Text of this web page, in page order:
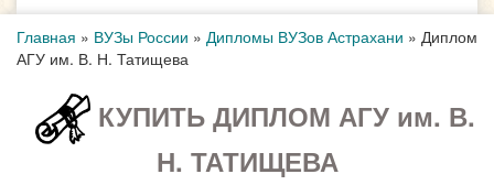
Главная » ВУЗы России » Дипломы ВУЗов Астрахани » Диплом
АГУ им. В. Н. Татищева
КУПИТЬ ДИПЛОМ АГУ им. В.
Н. ТАТИЩЕВА